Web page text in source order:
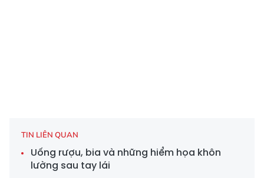
TIN LIÊN QUAN
Uống rượu, bia và những hiểm họa khôn
lường sau tay lái